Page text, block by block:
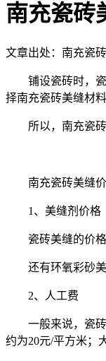
南充瓷砖
文章出处：南充瓷
铺设瓷砖时，
择南充瓷砖美缝材
所以，南充瓷
南充瓷砖美缝
1、美缝剂价格
瓷砖美缝的价
还有环氧彩砂
2、人工费
一般来说，瓷
约为20元/平方米；